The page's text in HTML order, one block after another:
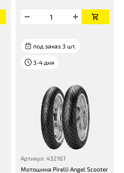
под заказ 3 шт.
3-4 дня
Артикул: 432167
Мотошина Pirelli Angel Scooter